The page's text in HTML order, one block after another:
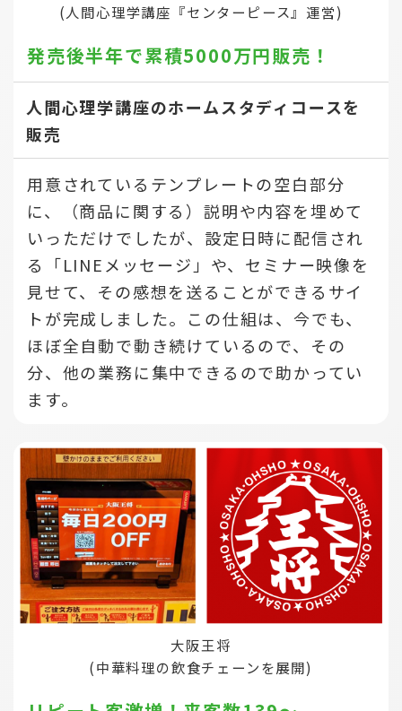
(人間心理学講座『センターピース』運営)
発売後半年で累積5000万円販売！
人間心理学講座のホームスタディコースを
販売
用意されているテンプレートの空白部分
に、（商品に関する）説明や内容を埋めて
いっただけでしたが、設定日時に配信され
る「LINEメッセージ」や、セミナー映像を
見せて、その感想を送ることができるサイ
トが完成しました。この仕組は、今でも、
ほぼ全自動で動き続けているので、その
分、他の業務に集中できるので助かってい
ます。
大阪王将
(中華料理の飲食チェーンを展開)